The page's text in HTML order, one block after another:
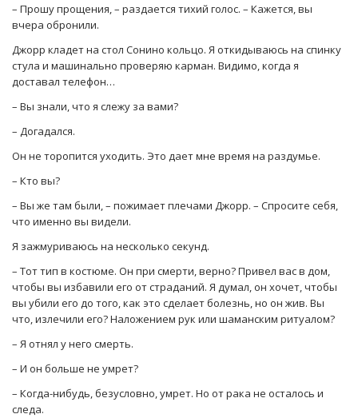
– Прошу прощения, – раздается тихий голос. – Кажется, вы
вчера обронили.
Джорр кладет на стол Сонино кольцо. Я откидываюсь на спинку
стула и машинально проверяю карман. Видимо, когда я
доставал телефон…
– Вы знали, что я слежу за вами?
– Догадался.
Он не торопится уходить. Это дает мне время на раздумье.
– Кто вы?
– Вы же там были, – пожимает плечами Джорр. – Спросите себя,
что именно вы видели.
Я зажмуриваюсь на несколько секунд.
– Тот тип в костюме. Он при смерти, верно? Привел вас в дом,
чтобы вы избавили его от страданий. Я думал, он хочет, чтобы
вы убили его до того, как это сделает болезнь, но он жив. Вы
что, излечили его? Наложением рук или шаманским ритуалом?
– Я отнял у него смерть.
– И он больше не умрет?
– Когда-нибудь, безусловно, умрет. Но от рака не осталось и
следа.